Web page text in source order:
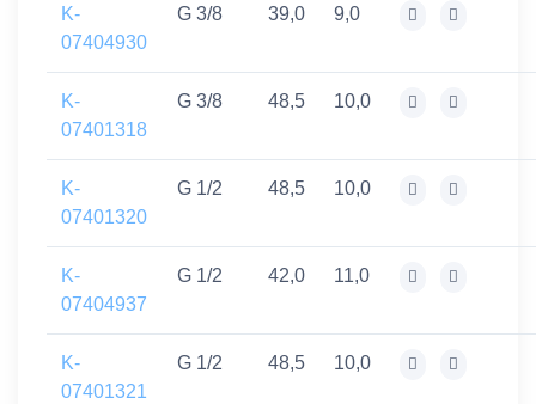
K-
07404930
G 3/8 39,0 9,0
K-
07401318
G 3/8 48,5 10,0
K-
07401320
G 1/2 48,5 10,0
K-
07404937
G 1/2 42,0 11,0
K-
07401321
G 1/2 48,5 10,0